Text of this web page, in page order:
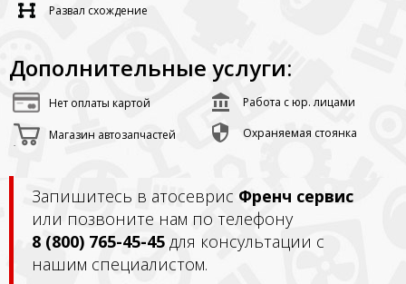
Развал схождение
Дополнительные услуги:
Нет оплаты картой
Магазин автозапчастей
Работа с юр. лицами
Охраняемая стоянка
Запишитесь в атосеврис Френч сервис
или позвоните нам по телефону
8 (800) 765-45-45 для консультации с
нашим специалистом.